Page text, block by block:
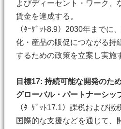
よびディーセント・ワーク、
賃金を達成する。
（ﾀｰｹﾞｯﾄ8.9）2030年までに
化・産品の販促につながる持
するための政策を立案し実施
目標17: 持続可能な開発のた
グローバル・パートナーシッ
（ﾀｰｹﾞｯﾄ17.1）課税および
国際的な支援などを通じて、